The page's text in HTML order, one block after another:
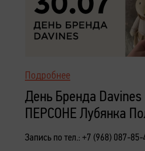
Подробнее
День Бренда Davines
ПЕРСОНЕ Лубянка
Запись по тел.: +7 (968) 087-85-